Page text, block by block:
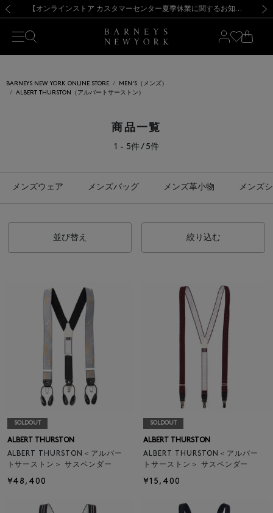
新規登録のお客様も対象！＜MY BARNEYS＞会員のお客様は11,000円（税込）以上のお買上げで常時送料無料！お買い物の際は会員登録を！
【夏季休業に伴う出荷一時停止のお知らせ】(2026.8.7) 【オンラインストア カスタマーセンター夏季休業に関するお知らせ】（2026.8.7）
【夏季休業に伴う返品・交換承り一時停止のお知らせ】（2026.8.5）
熊本県を中心とした地震の影響によるお荷物のお届けについて
【開催中】SUMMER SALEのご案内・ご注意事項 新規登録のお客様も対象！＜MY BARNEYS＞会員のお客様は11,000円（税込）以上のお買上げで常時送料無料！お買い物の際は会員登録を！
【夏季休業に伴う出荷一時停止のお知らせ】(2026.8.7)
BARNEYS NEW YORK ONLINE STORE
MEN'S（メンズ）
ALBERT THURSTON（アルバートサーストン）
商品一覧
1 - 5件 / 5件
メンズウェア メンズバッグ メンズ革小物 メンズ
並び替え 絞り込む
SOLDOUT
ALBERT THURSTON
ALBERT THURSTON＜アルバー
トサーストン＞ サスペンダー
¥48,400
SOLDOUT
ALBERT THURSTON
ALBERT THURSTON＜アルバー
トサーストン＞ サスペンダー
¥15,400